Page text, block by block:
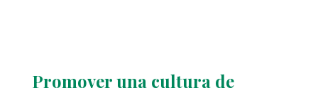
Promover una cultura de